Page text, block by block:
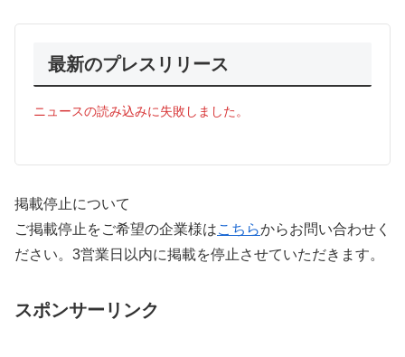
最新のプレスリリース
ニュースの読み込みに失敗しました。
掲載停止について
ご掲載停止をご希望の企業様はこちらからお問い合わせく
ださい。3営業日以内に掲載を停止させていただきます。
スポンサーリンク